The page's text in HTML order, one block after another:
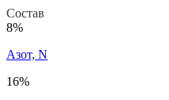
Состав
8%
Азот, N
16%